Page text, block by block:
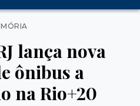
Categorias
lança nova
ônibus a
na Rio+20